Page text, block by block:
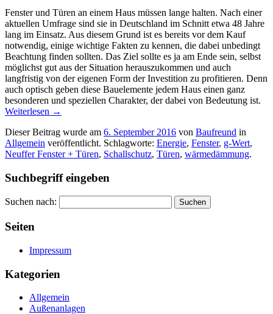
Fenster und Türen an einem Haus müssen lange halten. Nach einer
aktuellen Umfrage sind sie in Deutschland im Schnitt etwa 48 Jahre
lang im Einsatz. Aus diesem Grund ist es bereits vor dem Kauf
notwendig, einige wichtige Fakten zu kennen, die dabei unbedingt
Beachtung finden sollten. Das Ziel sollte es ja am Ende sein, selbst
möglichst gut aus der Situation herauszukommen und auch
langfristig von der eigenen Form der Investition zu profitieren. Denn
auch optisch geben diese Bauelemente jedem Haus einen ganz
besonderen und speziellen Charakter, der dabei von Bedeutung ist.
Weiterlesen →
Dieser Beitrag wurde am 6. September 2016 von Baufreund in
Allgemein veröffentlicht. Schlagworte: Energie, Fenster, g-Wert,
Neuffer Fenster + Türen, Schallschutz, Türen, wärmedämmung.
Suchbegriff eingeben
Suchen nach:
Seiten
Impressum
Kategorien
Allgemein
Außenanlagen